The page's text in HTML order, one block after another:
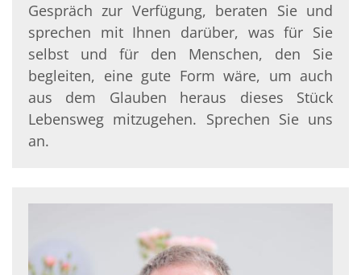
Gespräch zur Verfügung, beraten Sie und
sprechen mit Ihnen darüber, was für Sie
selbst und für den Menschen, den Sie
begleiten, eine gute Form wäre, um auch
aus dem Glauben heraus dieses Stück
Lebensweg mitzugehen. Sprechen Sie uns
an.